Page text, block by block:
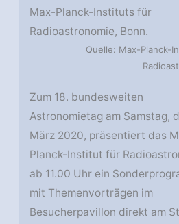
Max-Planck-Instituts für
Radioastronomie, Bonn.
Quelle: Max-Planck-
Zum 18. bundesweiten
Astronomietag am Samstag,
März 2020, präsentiert das
Planck-Institut für
ab 11.00 Uhr ein
mit Themenvorträgen im
Besucherpavillon direkt am